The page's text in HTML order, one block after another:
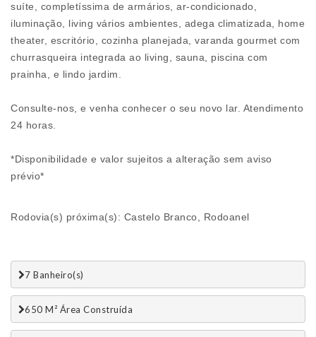
suíte, completíssima de armários, ar-condicionado,
iluminação, living vários ambientes, adega climatizada, home
theater, escritório, cozinha planejada, varanda gourmet com
churrasqueira integrada ao living, sauna, piscina com
prainha, e lindo jardim.
Consulte-nos, e venha conhecer o seu novo lar. Atendimento
24 horas.
*Disponibilidade e valor sujeitos a alteração sem aviso
prévio*
Rodovia(s) próxima(s): Castelo Branco, Rodoanel
7 Banheiro(s)
650 M² Área Construída